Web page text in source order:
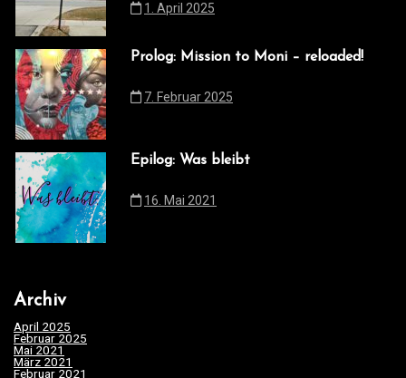
1. April 2025
Prolog: Mission to Moni – reloaded!
7. Februar 2025
Epilog: Was bleibt
16. Mai 2021
Archiv
April 2025
Februar 2025
Mai 2021
März 2021
Februar 2021